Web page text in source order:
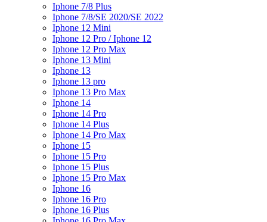
Iphone 7/8 Plus
Iphone 7/8/SE 2020/SE 2022
Iphone 12 Mini
Iphone 12 Pro / Iphone 12
Iphone 12 Pro Max
Iphone 13 Mini
Iphone 13
Iphone 13 pro
Iphone 13 Pro Max
Iphone 14
Iphone 14 Pro
Iphone 14 Plus
Iphone 14 Pro Max
Iphone 15
Iphone 15 Pro
Iphone 15 Plus
Iphone 15 Pro Max
Iphone 16
Iphone 16 Pro
Iphone 16 Plus